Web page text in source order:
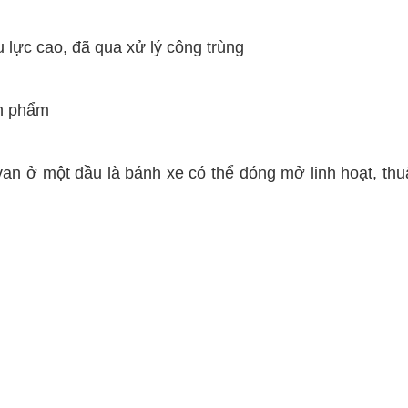
lực cao, đã qua xử lý công trùng
phẩm
ở một đầu là bánh xe có thể đóng mở linh hoạt,